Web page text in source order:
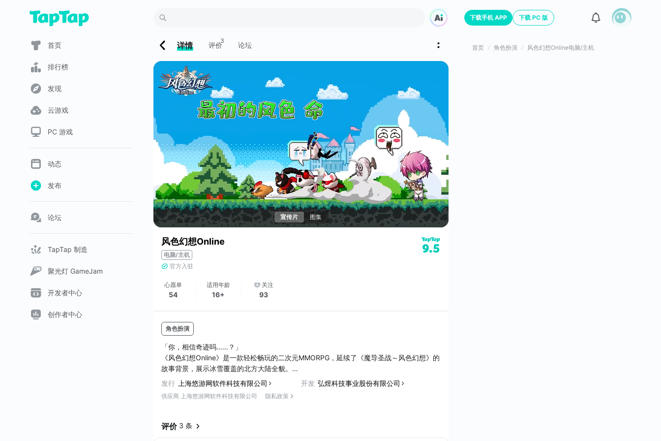
首页
排行榜
发现
云游戏
PC 游戏
动态
发布
论坛
TapTap 制造
聚光灯 GameJam
开发者中心
创作者中心
详情 评价
3
论坛
宣传片 图集
风色幻想Online
电脑/主机
9.5
官方入驻
心愿单
54
适用年龄
16+
关注
93
角色扮演
「你，相信奇迹吗……？」
《风色幻想Online》是一款轻松畅玩的二次元MMORPG，延续了《魔导圣战～风色幻想》的
故事背景，展示冰雪覆盖的北方大陆全貌。
故事发生在天空战争结束三年后，玩家扮演北方大陆的难民携带「命运之书」流亡至南方大
◉游戏有明亮可爱的二次元风格和简单易懂的操作，即使是低负载的小笔电也能畅玩。
◉独特的「冒险执照」系统让玩家自由切换职业，每个职业有独特成长系统。
发行 上海悠游网软件科技有限公司 开发 弘煜科技事业股份有限公司
供应商 上海悠游网软件科技有限公司 隐私政策
评价 3 条
下载手机 APP 下载 PC 版
首页 角色扮演 风色幻想Online电脑/主机